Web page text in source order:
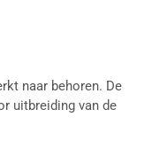
naar behoren. De
uitbreiding van de